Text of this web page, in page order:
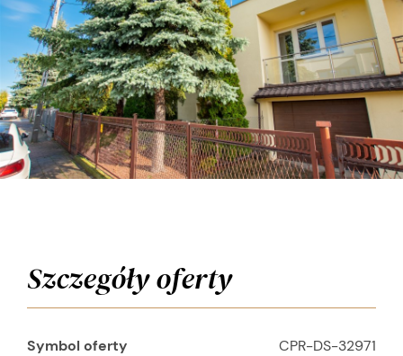
Szczegóły oferty
Symbol oferty CPR-DS-32971